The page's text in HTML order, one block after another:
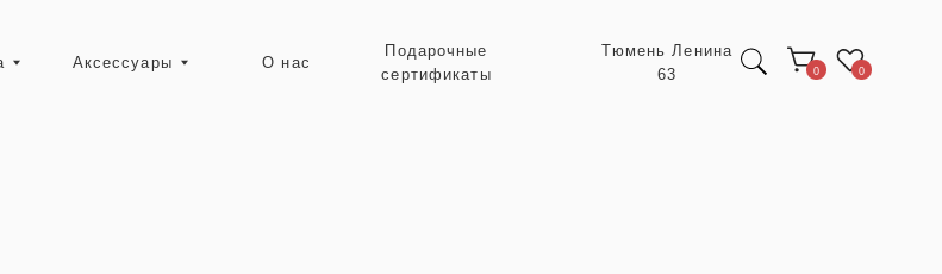
Аксессуары
сертификаты
Тюмень Ленина